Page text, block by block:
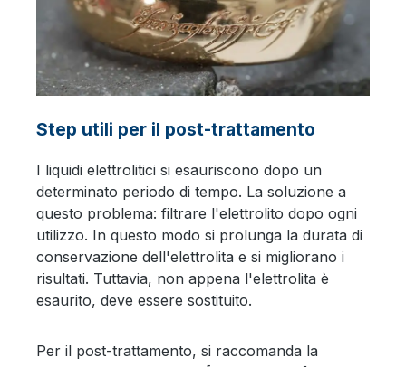
Step utili per il post-trattamento
I liquidi elettrolitici si esauriscono dopo un
determinato periodo di tempo. La soluzione a
questo problema: filtrare l'elettrolito dopo ogni
utilizzo. In questo modo si prolunga la durata di
conservazione dell'elettrolita e si migliorano i
risultati. Tuttavia, non appena l'elettrolita è
esaurito, deve essere sostituito.
Per il post-trattamento, si raccomanda la